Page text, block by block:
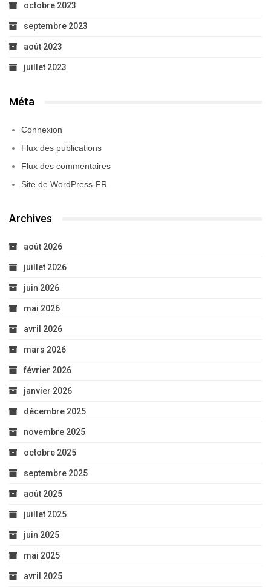
octobre 2023
septembre 2023
août 2023
juillet 2023
Méta
Connexion
Flux des publications
Flux des commentaires
Site de WordPress-FR
Archives
août 2026
juillet 2026
juin 2026
mai 2026
avril 2026
mars 2026
février 2026
janvier 2026
décembre 2025
novembre 2025
octobre 2025
septembre 2025
août 2025
juillet 2025
juin 2025
mai 2025
avril 2025